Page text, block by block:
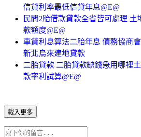
信貸利率最低信貸年息@E@
民間2胎借款貸款全省皆可處理 土
款額度@E@
車貸利息算法二胎年息 債務協商
新北烏來建地貸款
二胎貸款 二胎貸款缺錢急用哪裡
款率利試算@E@
載入更多